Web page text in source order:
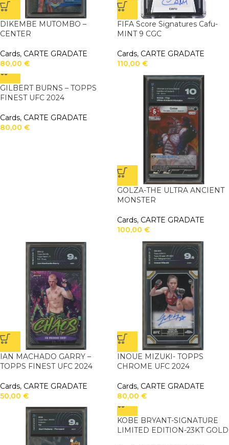
DIKEMBE MUTOMBO –
CENTER
Cards, CARTE GRADATE
80,00 €
FIFA Score Signatures Cafu-
MINT 9 CGC
Cards, CARTE GRADATE
110,00 €
GILBERT BURNS – TOPPS
FINEST UFC 2024
Cards, CARTE GRADATE
80,00 €
GOLZA-THE ULTRA ANCIENT
MONSTER
Cards, CARTE GRADATE
100,00 €
IAN MACHADO GARRY –
TOPPS FINEST UFC 2024
Cards, CARTE GRADATE
50,00 €
INOUE MIZUKI- TOPPS
CHROME UFC 2024
Cards, CARTE GRADATE
80,00 €
KOBE BRYANT-SIGNATURE
LIMITED EDITION-23KT GOLD